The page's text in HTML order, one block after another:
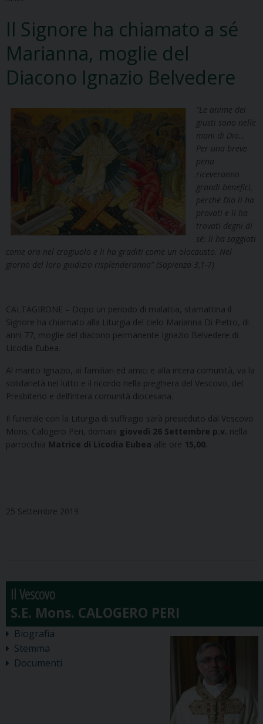
Il Signore ha chiamato a sé
Marianna, moglie del
Diacono Ignazio Belvedere
“Le anime dei
giusti sono nelle
mani di Dio…
Per una breve
pena
riceveranno
grandi benefici,
perché Dio li ha
provati e li ha
trovati degni di
sé: li ha saggiati
come oro nel crogiuolo e li ha graditi come un olocausto. Nel
giorno del loro giudizio risplenderanno” (Sapienza 3,1-7)
CALTAGIRONE – Dopo un periodo di malattia, stamattina il
Signore ha chiamato alla Liturgia del cielo Marianna Di Pietro, di
anni 77, moglie del diacono permanente Ignazio Belvedere di
Licodia Eubea.
Al marito Ignazio, ai familiari ed amici e alla intera comunità, va la
solidarietà nel lutto e il ricordo nella preghiera del Vescovo, del
Presbiterio e dell’intera comunità diocesana.
Il funerale con la Liturgia di suffragio sarà presieduto dal Vescovo
Mons. Calogero Peri, domani giovedì 26 Settembre p.v. nella
parrocchia Matrice di Licodia Eubea alle ore 15,00
25 Settembre 2019
Il Vescovo
Biografia
Stemma
Documenti